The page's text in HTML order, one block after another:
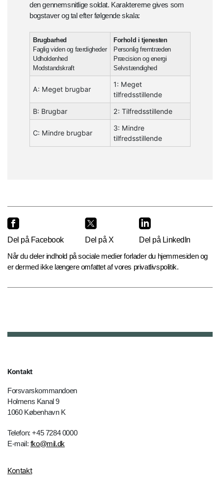
den gennemsnitlige soldat. Karaktererne gives som
bogstaver og tal efter følgende skala:
Brugbarhed
Faglig viden og færdigheder
Udholdenhed
Modstandskraft
Forhold i tjenesten
Personlig fremtræden
Præcision og energi
Selvstændighed
A: Meget brugbar
1: Meget
tilfredsstillende
B: Brugbar
2: Tilfredsstillende
C: Mindre brugbar
3: Mindre
tilfredsstillende
Del på Facebook Del på X
Del på LinkedIn
Når du deler indhold på sociale medier forlader du hjemmesiden og
er dermed ikke længere omfattet af vores privatlivspolitik.
Kontakt
Forsvarskommandoen
Holmens Kanal 9
1060 København K
Telefon: +45 7284 0000
E-mail: fko@mil.dk
Kontakt